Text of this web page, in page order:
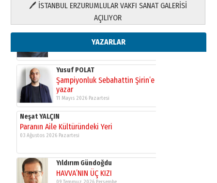
🖊 İSTANBUL ERZURUMLULAR VAKFI SANAT GALERİSİ
AÇILIYOR
YAZARLAR
Yusuf POLAT
Şampiyonluk Sebahattin Şirin’e
yazar
11 Mayıs 2026 Pazartesi
Neşat YALÇIN
Paranın Aile Kültüründeki Yeri
03 Ağustos 2026 Pazartesi
HAVVA’NIN ÜÇ KIZI
09 Temmuz 2026 Perşembe
Şampiyonluk Sebahattin Şirin’e
yazar
11 Mayıs 2026 Pazartesi